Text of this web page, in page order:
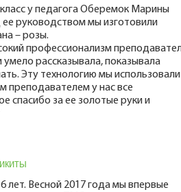
у педагога Оберемок Марины
руководством мы изготовили
– розы.
профессионализм
рассказывала, показывала
Эту технологию мы использовали
преподавателем у нас все
спасибо за ее золотые руки и
лет. Весной 2017 года мы впервые